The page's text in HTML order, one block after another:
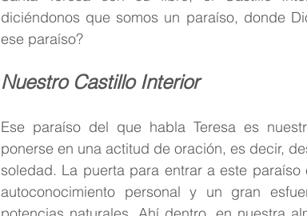
diciéndonos que somos un paraíso, donde
ese paraíso?
Nuestro Castillo Interior
Ese paraíso del que habla Teresa es
ponerse en una actitud de oración, es decir,
soledad. La puerta para entrar a este
autoconocimiento personal y un gran